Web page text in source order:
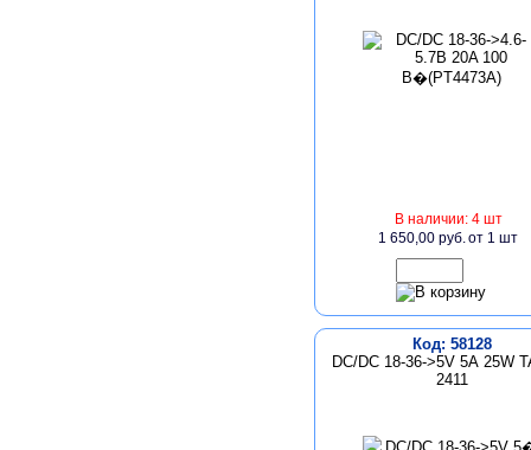
В наличии: 4 шт
1 650,00 руб.от 1 шт
Код: 58128
DC/DC 18-36->5V 5А 25W
2411